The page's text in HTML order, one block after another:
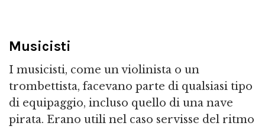
Musicisti
I musicisti, come un violinista o un
trombettista, facevano parte di qualsiasi tipo
di equipaggio, incluso quello di una nave
pirata. Erano utili nel caso servisse del ritmo